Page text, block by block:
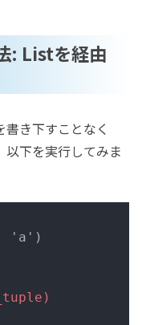
: Listを経由
き下すことなく
下を実行してみま
'a')